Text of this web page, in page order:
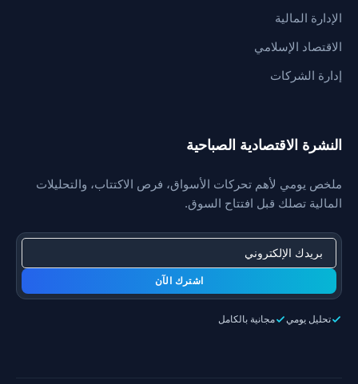
الإدارة المالية
الاقتصاد الإسلامي
إدارة الشركات
النشرة الاقتصادية الصباحية
ملخص يومي لأهم تحركات الأسواق، فرص الاكتتاب، والتحليلات
المالية تصلك قبل افتتاح السوق.
اشترك الآن
تحليل يومي مجانية بالكامل